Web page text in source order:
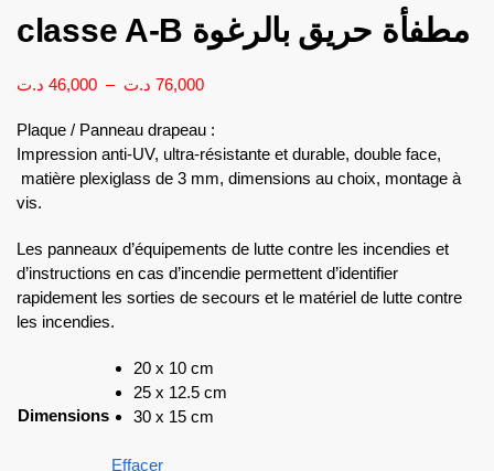
classe A-B مطفأة حريق بالرغوة
46,000 د.ت – 76,000 د.ت
Plaque / Panneau drapeau :
Impression anti-UV, ultra-résistante et durable, double face,
matière plexiglass de 3 mm, dimensions au choix, montage à
vis.
Les panneaux d’équipements de lutte contre les incendies et
d’instructions en cas d’incendie permettent d’identifier
rapidement les sorties de secours et le matériel de lutte contre
les incendies.
Dimensions
20 x 10 cm
25 x 12.5 cm
30 x 15 cm
Effacer